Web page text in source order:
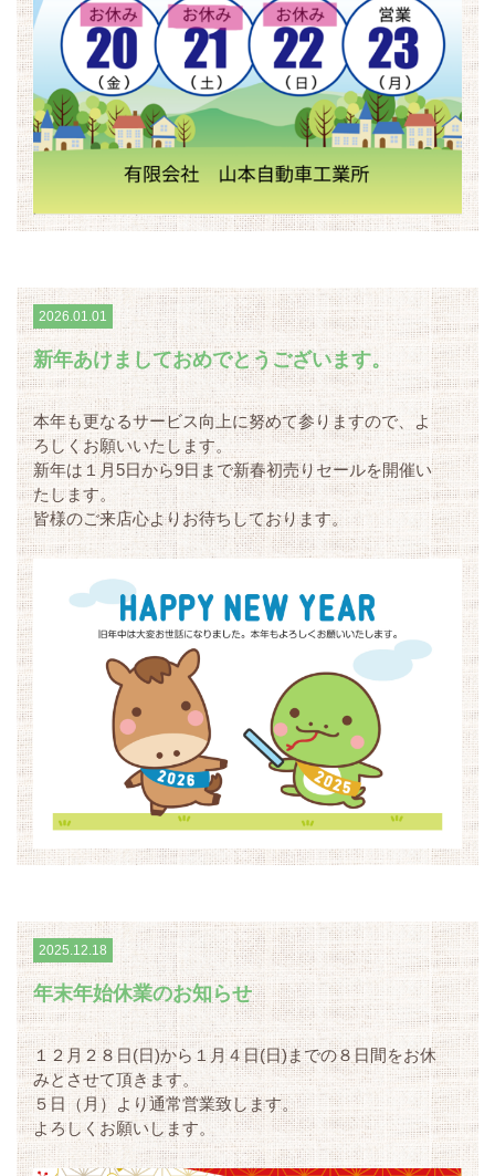
2026.01.01
新年あけましておめでとうございます。
本年も更なるサービス向上に努めて参りますので、よ
ろしくお願いいたします。
新年は１月5日から9日まで新春初売りセールを開催い
たします。
皆様のご来店心よりお待ちしております。
2025.12.18
年末年始休業のお知らせ
１２月２８日(日)から１月４日(日)までの８日間をお休
みとさせて頂きます。
５日（月）より通常営業致します。
よろしくお願いします。